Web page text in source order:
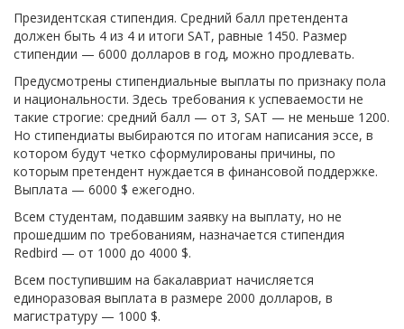
Президентская стипендия. Средний балл претендента
должен быть 4 из 4 и итоги SAT, равные 1450. Размер
стипендии — 6000 долларов в год, можно продлевать.
Предусмотрены стипендиальные выплаты по признаку пола
и национальности. Здесь требования к успеваемости не
такие строгие: средний балл — от 3, SAT — не меньше 1200.
Но стипендиаты выбираются по итогам написания эссе, в
котором будут четко сформулированы причины, по
которым претендент нуждается в финансовой поддержке.
Выплата — 6000 $ ежегодно.
Всем студентам, подавшим заявку на выплату, но не
прошедшим по требованиям, назначается стипендия
Redbird — от 1000 до 4000 $.
Всем поступившим на бакалавриат начисляется
единоразовая выплата в размере 2000 долларов, в
магистратуру — 1000 $.